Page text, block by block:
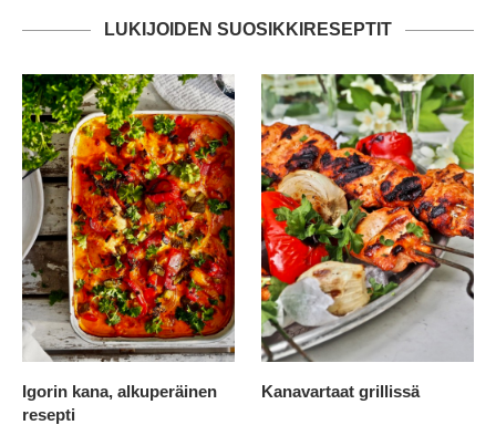
LUKIJOIDEN SUOSIKKIRESEPTIT
Igorin kana, alkuperäinen
resepti
Kanavartaat grillissä